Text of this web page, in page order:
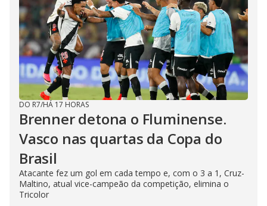
DO R7/HÁ 17 HORAS
Brenner detona o Fluminense.
Vasco nas quartas da Copa do
Brasil
Atacante fez um gol em cada tempo e, com o 3 a 1, Cruz-
Maltino, atual vice-campeão da competição, elimina o
Tricolor